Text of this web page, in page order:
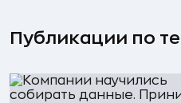
Публикации по